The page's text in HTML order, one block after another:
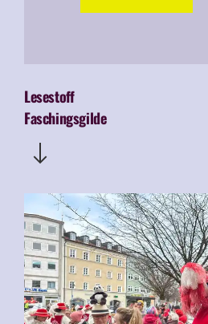
Lesestoff
Faschingsgilde